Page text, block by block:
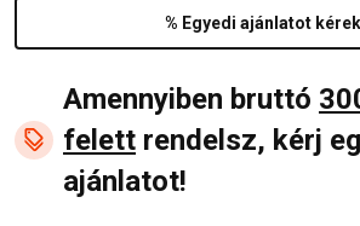
% Egyedi ajánlatot kérek
Amennyiben bruttó
felett rendelsz, kérj
ajánlatot!